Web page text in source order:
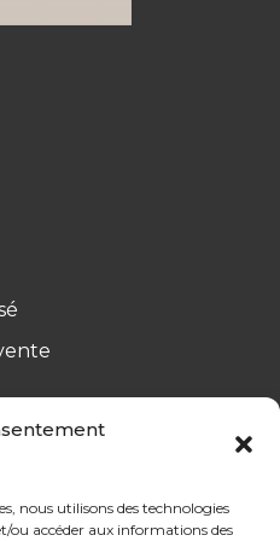
nous utilisons des technologies
ou accéder aux informations des
à 17h20
à 16h